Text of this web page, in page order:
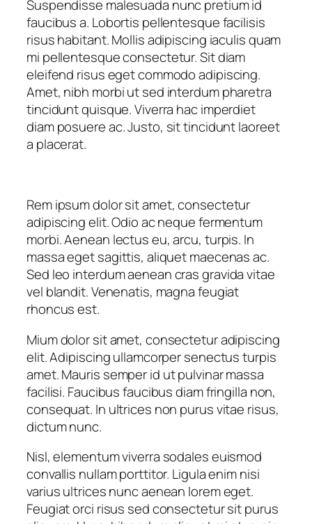
Suspendisse malesuada nunc pretium id
faucibus a. Lobortis pellentesque facilisis
risus habitant. Mollis adipiscing iaculis quam
mi pellentesque consectetur. Sit diam
eleifend risus eget commodo adipiscing.
Amet, nibh morbi ut sed interdum pharetra
tincidunt quisque. Viverra hac imperdiet
diam posuere ac. Justo, sit tincidunt laoreet
a placerat.
Rem ipsum dolor sit amet, consectetur
adipiscing elit. Odio ac neque fermentum
morbi. Aenean lectus eu, arcu, turpis. In
massa eget sagittis, aliquet maecenas ac.
Sed leo interdum aenean cras gravida vitae
vel blandit. Venenatis, magna feugiat
rhoncus est.
Mium dolor sit amet, consectetur adipiscing
elit. Adipiscing ullamcorper senectus turpis
amet. Mauris semper id ut pulvinar massa
facilisi. Faucibus faucibus diam fringilla non,
consequat. In ultrices non purus vitae risus,
dictum nunc.
Nisl, elementum viverra sodales euismod
convallis nullam porttitor. Ligula enim nisi
varius ultrices nunc aenean lorem eget.
Feugiat orci risus sed consectetur sit purus